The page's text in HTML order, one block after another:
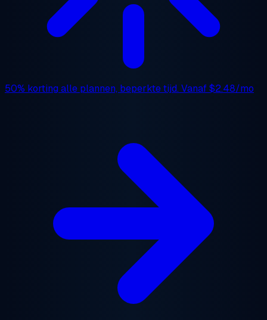
50% korting alle plannen, beperkte tijd. Vanaf$2.48/mo